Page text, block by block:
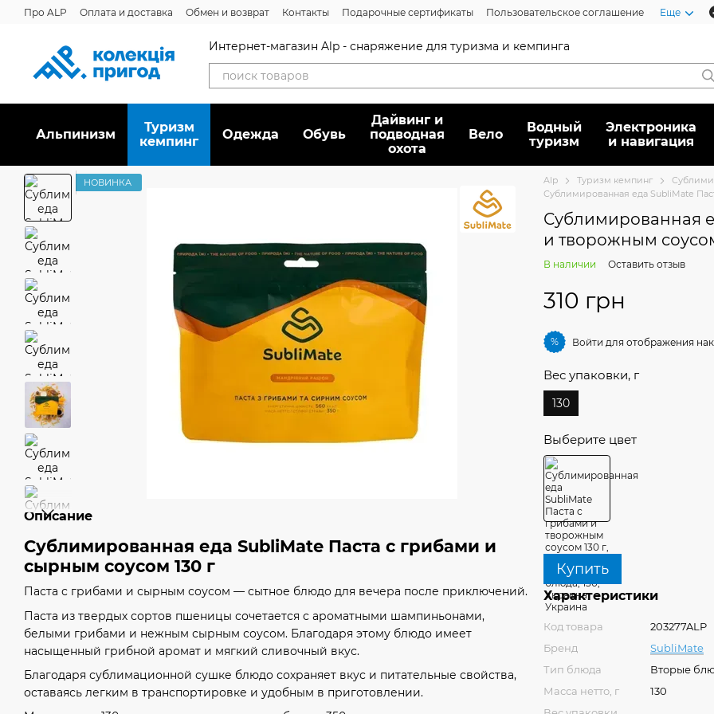
Перейти к основному контенту
Про ALP Оплата и доставка Обмен и возврат Контакты Подарочные сертификаты Пользовательское соглашение Еще
Интернет-магазин Alp - снаряжение для туризма и кемпинга
Альпинизм
Туризм
кемпинг
Oдежда Обувь
Дайвинг и
подводная
охота
Вело
Водный
туризм
Электроника
и навигация
НОВИНКА
Описание
Сублимированная еда SubliMate Паста с грибами и
сырным соусом 130 г
Паста с грибами и сырным соусом — сытное блюдо для вечера после приключений.
Паста из твердых сортов пшеницы сочетается с ароматными шампиньонами,
белыми грибами и нежным сырным соусом. Благодаря этому блюдо имеет
насыщенный грибной аромат и мягкий сливочный вкус.
Благодаря сублимационной сушке блюдо сохраняет вкус и питательные свойства,
оставаясь легким в транспортировке и удобным в приготовлении.
Alp Туризм кемпинг
Сублимированная еда SubliMate
Сублимированная
и творожным
В наличии Оставить отзыв
310 грн
% Войти для отображения
Вес упаковки, г
130
Выберите цвет
Купить
Характеристики
Код товара
203277ALP
Бренд
SubliMate
Тип блюда
Вторые
Масса нетто, г
130